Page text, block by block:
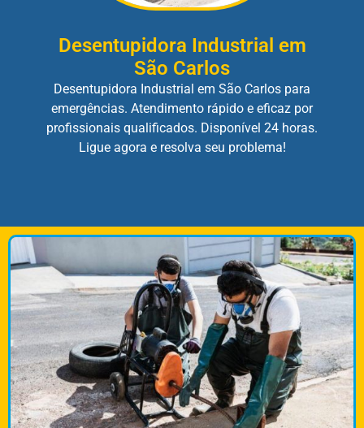
Desentupidora Industrial em
São Carlos
Desentupidora Industrial em São Carlos para
emergências. Atendimento rápido e eficaz por
profissionais qualificados. Disponível 24 horas.
Ligue agora e resolva seu problema!